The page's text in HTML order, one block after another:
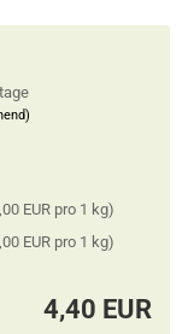
EUR pro 1 kg)
EUR pro 1 kg)
4,40 EUR